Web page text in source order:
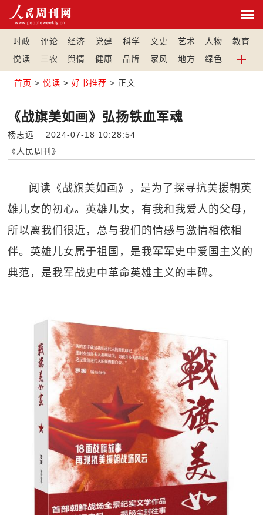
时政 评论 经济 党建 科学 文史 艺术 人物
教育
悦读
三农 舆情 健康 品牌 家风 地方 绿色
首页 >悦读 >好书推荐 > 正文
《战旗美如画》弘扬铁血军魂
杨志远 2024-07-18 10:28:54
《人民周刊》
阅读《战旗美如画》，是为了探寻抗美援朝英
雄儿女的初心。英雄儿女，有我和我爱人的父母，
所以离我们很近，总与我们的情感与激情相依相
伴。英雄儿女属于祖国，是我军军史中爱国主义的
典范，是我军战史中革命英雄主义的丰碑。